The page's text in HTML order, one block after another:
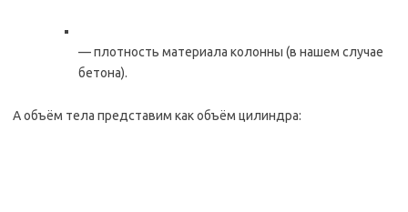
— плотность материала колонны (в нашем случае
бетона).
А объём тела представим как объём цилиндра: